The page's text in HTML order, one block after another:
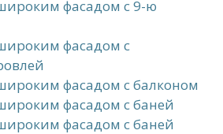
фасадом с 9-ю
фасадом с
фасадом с балконом
фасадом с баней
фасадом с баней